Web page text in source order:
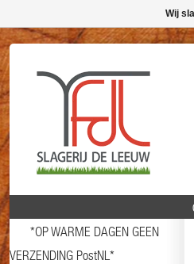
*OP WARME DAGEN GEEN
VERZENDING PostNL*
Wij